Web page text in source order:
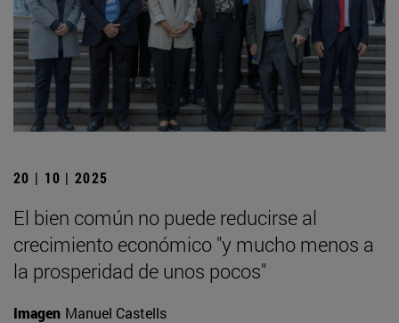
20 | 10 | 2025
El bien común no puede reducirse al
crecimiento económico "y mucho menos a
la prosperidad de unos pocos"
Imagen Manuel Castells